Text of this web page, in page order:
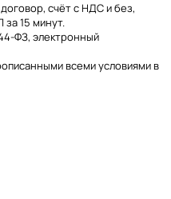
счёт с НДС и без,
за 15 минут.
ФЗ, электронный
всеми условиями в